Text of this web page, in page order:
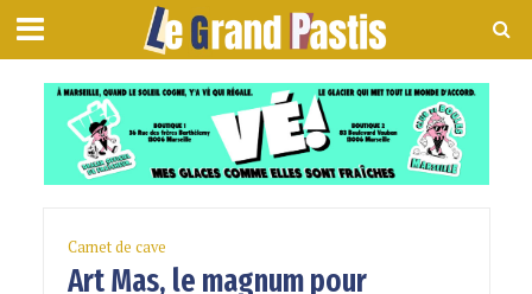
Carnet de cave
Art Mas, le magnum pour